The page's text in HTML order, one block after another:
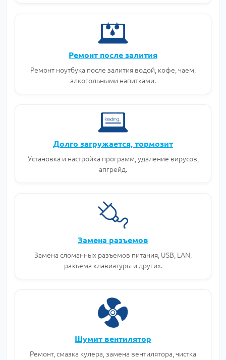
Ремонт после залития
Ремонт ноутбука после залития водой, кофе, чаем,
алкогольными напитками.
Долго загружается, тормозит
Установка и настройка программ, удаление вирусов,
апгрейд.
Замена разъемов
Замена сломанных разъемов питания, USB, LAN,
разъема клавиатуры и других.
Шумит вентилятор
Ремонт, смазка кулера, замена вентилятора, чистка